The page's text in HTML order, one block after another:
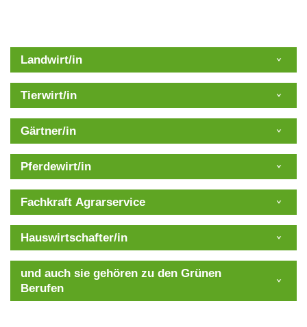
Landwirt/in
Tierwirt/in
Gärtner/in
Pferdewirt/in
Fachkraft Agrarservice
Hauswirtschafter/in
und auch sie gehören zu den Grünen
Berufen